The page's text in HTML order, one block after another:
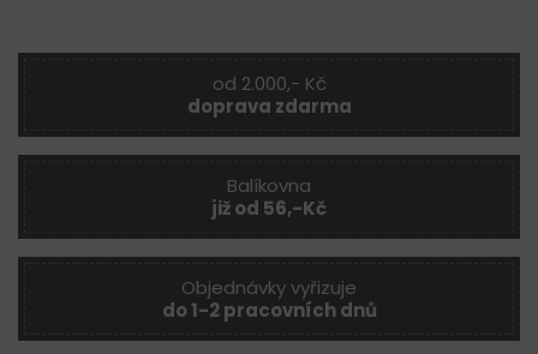
od 2.000,- Kč
doprava zdarma
Balíkovna
již od 56,-Kč
Objednávky vyřizuje
do 1-2 pracovních dnů